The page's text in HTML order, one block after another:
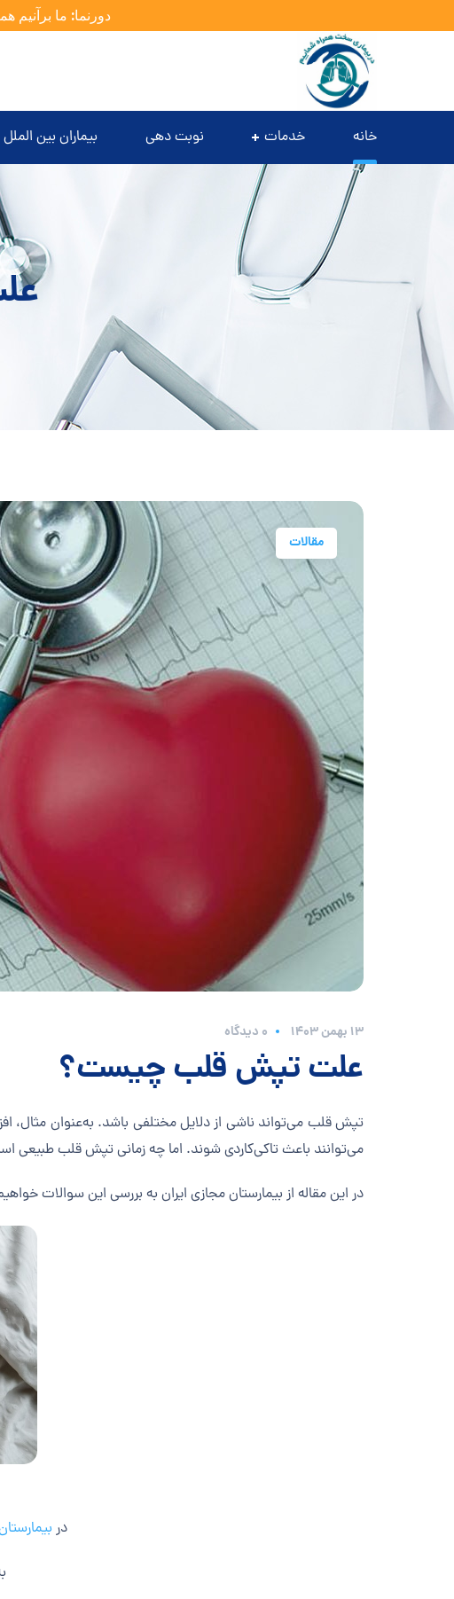
دورنما: ما برآنیم
خانه خدمات نوبت دهی بیماران بین الملل
مقالات
۱۳ بهمن ۱۴۰۳ 0 دیدگاه
علت تپش قلب چیست؟
تپش قلب می‌تواند ناشی از دلایل مختلفی باشد. به‌عنوان مثال،
می‌توانند باعث تاکی‌کاردی شوند. اما چه زمانی تپش قلب طبیعی
در این مقاله از بیمارستان مجازی ایران به بررسی این سوالات
در